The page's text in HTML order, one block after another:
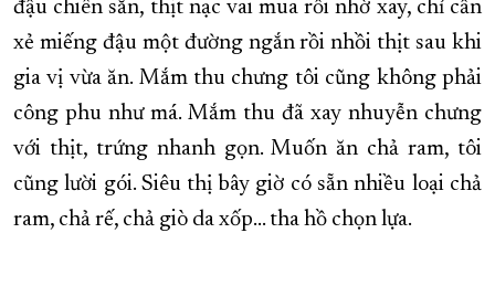
đậu chiên sẵn, thịt nạc vai mua rồi nhờ xay, chỉ cần
xẻ miếng đậu một đường ngắn rồi nhồi thịt sau khi
gia vị vừa ăn. Mắm thu chưng tôi cũng không phải
công phu như má. Mắm thu đã xay nhuyễn chưng
với thịt, trứng nhanh gọn. Muốn ăn chả ram, tôi
cũng lười gói. Siêu thị bây giờ có sẵn nhiều loại chả
ram, chả rế, chả giò da xốp… tha hồ chọn lựa.